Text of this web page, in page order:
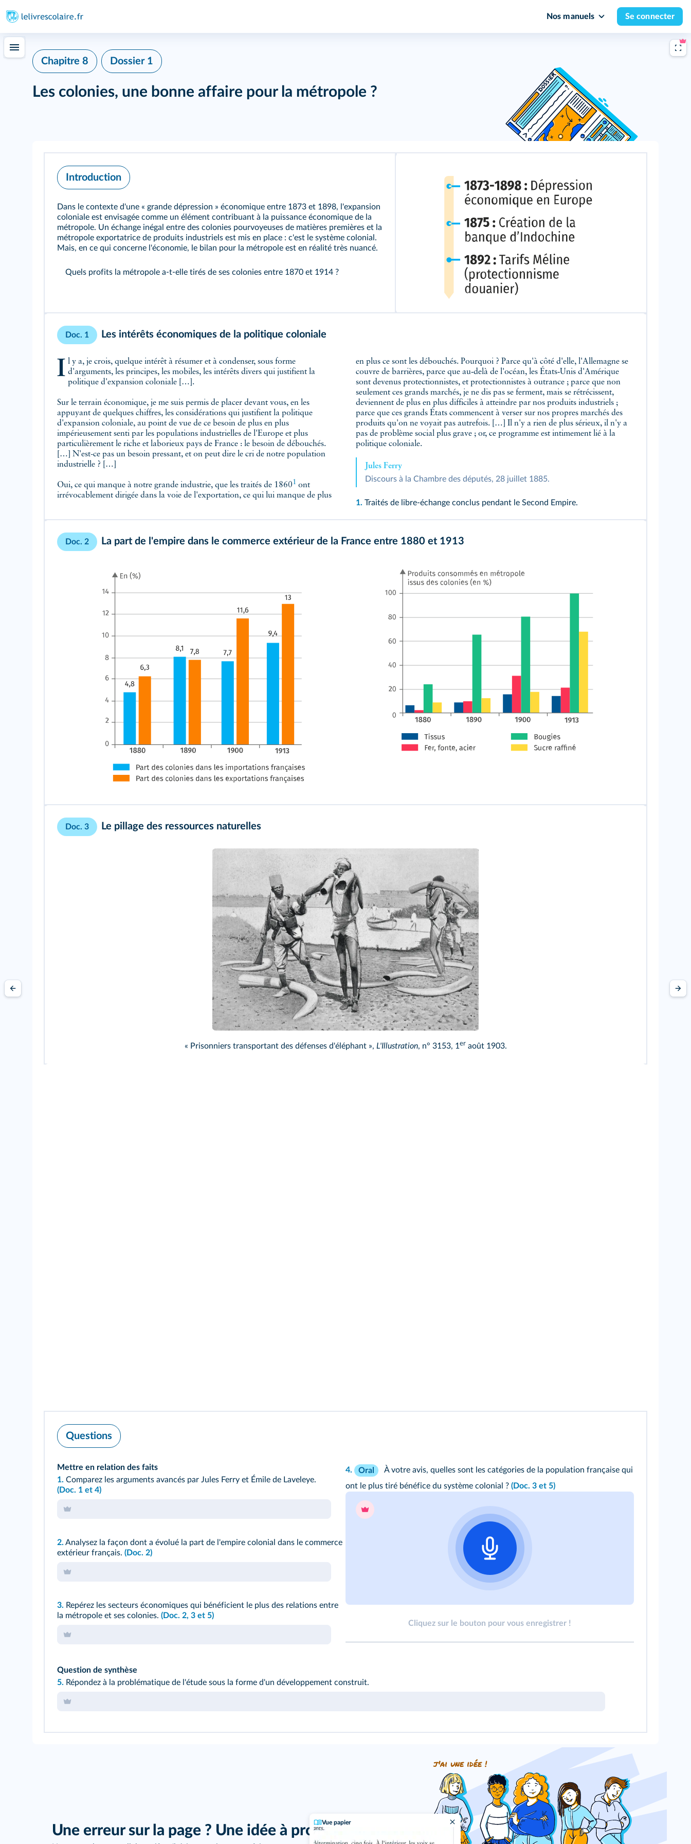
Nos manuels Se connecter
Vue papier
Chapitre 8 Dossier 1
Les colonies, une bonne affaire pour la métropole ?
Introduction
Dans le contexte d'une « grande dépression » économique entre 1873 et 1898, l'expansion
coloniale est envisagée comme un élément contribuant à la puissance économique de la
métropole. Un échange inégal entre des colonies pourvoyeuses de matières premières et la
métropole exportatrice de produits industriels est mis en place : c'est le système colonial.
Mais, en ce qui concerne l'économie, le bilan pour la métropole est en réalité très nuancé.
Quels profits la métropole a-t-elle tirés de ses colonies entre 1870 et 1914 ?
Doc. 1 Les intérêts économiques de la politique coloniale
Il y a, je crois, quelque intérêt à résumer et à condenser, sous forme d'arguments, les principes, les mobiles, les intérêts divers qui justifient la
politique d'expansion coloniale […].
Sur le terrain économique, je me suis permis de placer devant vous, en les
appuyant de quelques chiffres, les considérations qui justifient la politique
d'expansion coloniale, au point de vue de ce besoin de plus en plus
impérieusement senti par les populations industrielles de l'Europe et plus
particulièrement le riche et laborieux pays de France : le besoin de débouchés.
[…] N'est-ce pas un besoin pressant, et on peut dire le cri de notre population
industrielle ? […]
Oui, ce qui manque à notre grande industrie, que les traités de 18601 ont
irrévocablement dirigée dans la voie de l'exportation, ce qui lui manque de plus
en plus ce sont les débouchés. Pourquoi ? Parce qu'à côté d'elle, l'Allemagne se
couvre de barrières, parce que au‑delà de l'océan, les États‑Unis d'Amérique
sont devenus protectionnistes, et protectionnistes à outrance ; parce que non
seulement ces grands marchés, je ne dis pas se ferment, mais se rétrécissent,
deviennent de plus en plus difficiles à atteindre par nos produits industriels ;
parce que ces grands États commencent à verser sur nos propres marchés des
produits qu'on ne voyait pas autrefois. […] Il n'y a rien de plus sérieux, il n'y a
pas de problème social plus grave ; or, ce programme est intimement lié à la
politique coloniale.
Jules Ferry
Discours à la Chambre des députés, 28 juillet 1885.
1. Traités de libre-échange conclus pendant le Second Empire.
Doc. 2 La part de l'empire dans le commerce extérieur de la France entre 1880 et 1913
Doc. 3 Le pillage des ressources naturelles
« Prisonniers transportant des défenses d'éléphant », L'Illustration, n° 3153, 1er août 1903.
Questions
Mettre en relation des faits
1. Comparez les arguments avancés par Jules Ferry et Émile de Laveleye.
(Doc. 1 et 4)
2. Analysez la façon dont a évolué la part de l'empire colonial dans le commerce
extérieur français. (Doc. 2)
3. Repérez les secteurs économiques qui bénéficient le plus des relations entre
la métropole et ses colonies. (Doc. 2, 3 et 5)
4. Oral
À votre avis, quelles sont les catégories de la population française qui
ont le plus tiré bénéfice du système colonial ? (Doc. 3 et 5)
Cliquez sur le bouton pour vous enregistrer !
Question de synthèse
5. Répondez à la problématique de l'étude sous la forme d'un développement construit.
Une erreur sur la page ? Une idée à proposer ?
j'ai une idée !